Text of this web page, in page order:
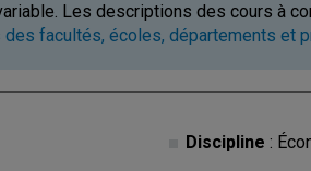
Les descriptions des cours à
facultés, écoles, départements et
Discipline :